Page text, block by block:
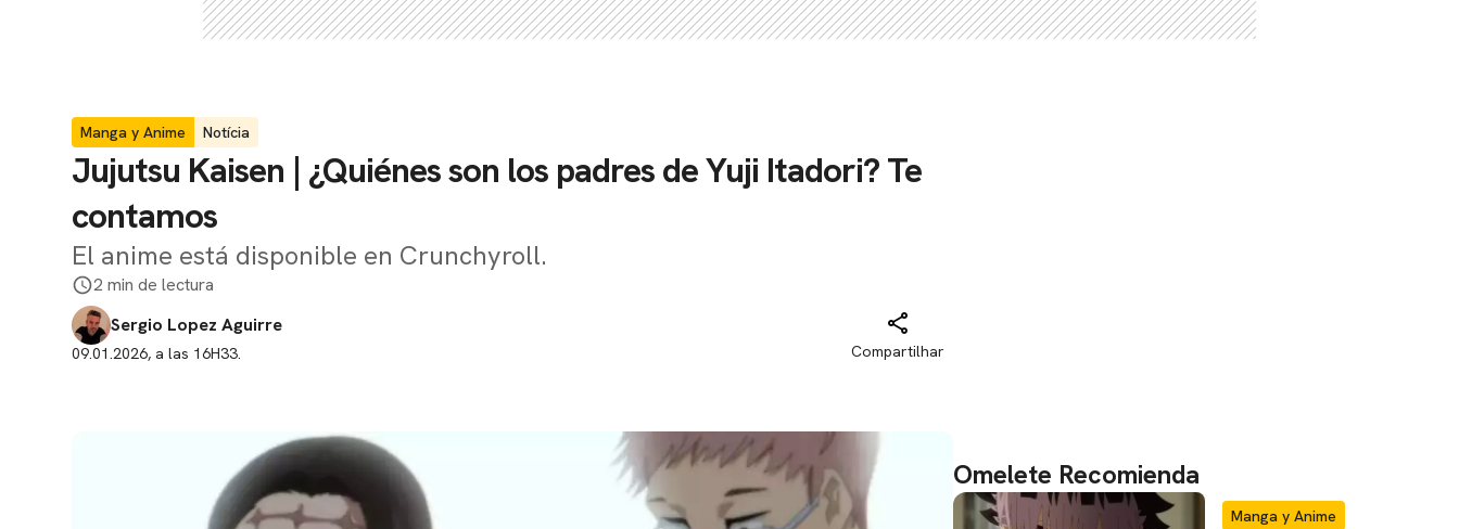
Manga y Anime Notícia
Jujutsu Kaisen | ¿Quiénes son los padres de Yuji Itadori? Te
contamos
El anime está disponible en Crunchyroll.
2 min de lectura
Sergio Lopez Aguirre
09.01.2026, a las 16H33. Compartilhar
Omelete Recomienda
Manga y Anime